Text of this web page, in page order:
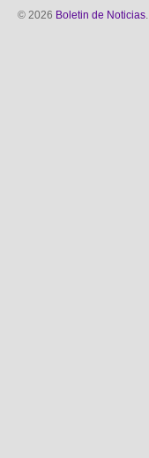
© 2026 Boletin de Noticias.